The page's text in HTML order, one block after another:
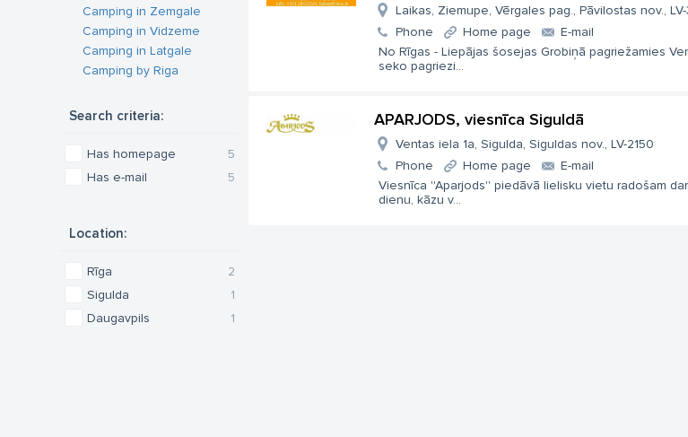
Camping in Zemgale
Camping in Vidzeme
Camping in Latgale
Camping by Riga
Search criteria:
5
Has homepage
5
Has e-mail
Location:
2
Rīga
1
Sigulda
1
Daugavpils
Laikas, Ziemupe, Vērgales pag., Pāvilostas nov.,
Phone
Home page
E-mail
No Rīgas - Liepājas šosejas Grobiņā pagriežamies
seko pagriezi...
APARJODS, viesnīca Siguldā
Ventas iela 1a, Sigulda, Siguldas nov., LV-2150
Phone
Home page
E-mail
Viesnīca ''Aparjods'' piedāvā lielisku vietu radošam
dienu, kāzu v...